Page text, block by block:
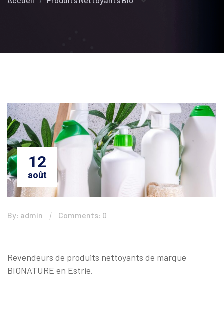
12
août
By: admin Comments: 0
Revendeurs de produits nettoyants de marque
BIONATURE en Estrie.